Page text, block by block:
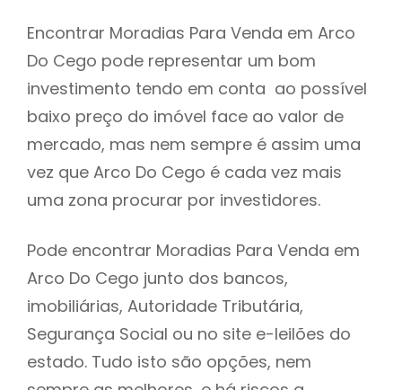
Encontrar Moradias Para Venda em Arco
Do Cego pode representar um bom
investimento tendo em conta ao possível
baixo preço do imóvel face ao valor de
mercado, mas nem sempre é assim uma
vez que Arco Do Cego é cada vez mais
uma zona procurar por investidores.
Pode encontrar Moradias Para Venda em
Arco Do Cego junto dos bancos,
imobiliárias, Autoridade Tributária,
Segurança Social ou no site e-leilões do
estado. Tudo isto são opções, nem